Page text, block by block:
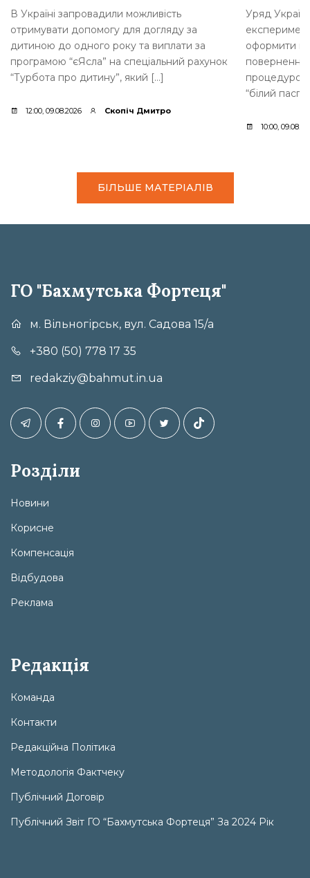
В Україні запровадили можливість
отримувати допомогу для догляду за
дитиною до одного року та виплати за
програмою “єЯсла” на спеціальний рахунок
“Турбота про дитину”, який […]
12:00, 09.08.2026 Скопіч Дмитро
Уряд
оформити
повернення
“білий
10:00,
БІЛЬШЕ МАТЕРІАЛІВ
ГО "Бахмутська Фортеця"
м. Вільногірськ, вул. Садова 15/а
+380 (50) 778 17 35
redakziy@bahmut.in.ua
Розділи
Новини
Корисне
Компенсація
Відбудова
Реклама
Редакція
Команда
Контакти
Редакційна Політика
Методологія Фактчеку
Публічний Договір
Публічний Звіт ГО “Бахмутська Фортеця” За 2024 Рік